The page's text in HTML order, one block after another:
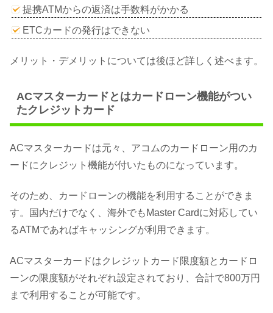
提携ATMからの返済は手数料がかかる
ETCカードの発行はできない
メリット・デメリットについては後ほど詳しく述べます。
ACマスターカードとはカードローン機能がつい
たクレジットカード
ACマスターカードは元々、アコムのカードローン用のカ
ードにクレジット機能が付いたものになっています。
そのため、カードローンの機能を利用することができま
す。国内だけでなく、海外でもMaster Cardに対応してい
るATMであればキャッシングが利用できます。
ACマスターカードはクレジットカード限度額とカードロ
ーンの限度額がそれぞれ設定されており、合計で800万円
まで利用することが可能です。